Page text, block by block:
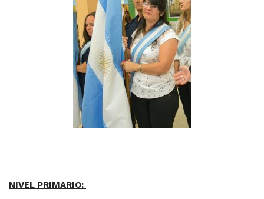
NIVEL PRIMARIO: